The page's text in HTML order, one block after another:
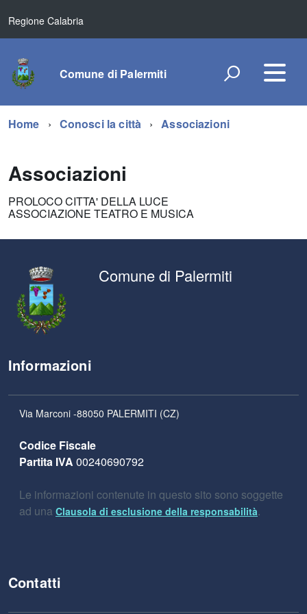
Regione Calabria
Comune di Palermiti
Home Conosci la città Associazioni
Associazioni
PROLOCO CITTA' DELLA LUCE
ASSOCIAZIONE TEATRO E MUSICA
Comune di Palermiti
Informazioni
Via Marconi -88050 PALERMITI (CZ)
Codice Fiscale
Partita IVA 00240690792
Le informazioni contenute in questo sito sono soggette
ad una Clausola di esclusione della responsabilità.
Contatti